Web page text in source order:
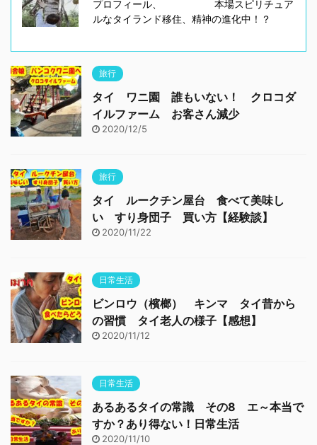
プロフィール、 本場スピリチュア
ルなタイランド移住、精神の進化中！？
旅行
タイ ワニ園 誰もいない！ クロコダ
イルファーム お客さん減少
2020/12/5
旅行
タイ ルークチン屋台 食べて美味し
い すり身団子 買い方【経験談】
2020/11/22
日常生活
ビンロウ（檳榔） キンマ タイ昔から
の習慣 タイ老人の様子【感想】
2020/11/12
日常生活
あるあるタイの常識 その8 エ～本当で
すか？あり得ない！日常生活
2020/11/10